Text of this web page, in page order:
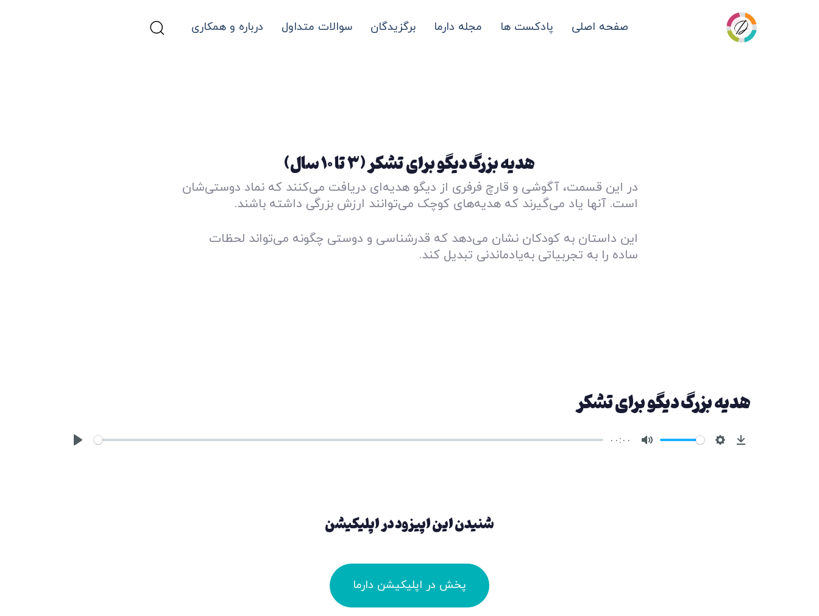
صفحه اصلی پادکست ها مجله دارما برگزیدگان سوالات متداول درباره و همکاری
هدیه‌ بزرگ دیگو برای تشکر (۳ تا ۱۰ سال)
در این قسمت، آگوشی و قارچ فرفری از دیگو هدیه‌ای دریافت می‌کنند که نماد دوستی‌شان
است. آنها یاد می‌گیرند که هدیه‌های کوچک می‌توانند ارزش بزرگی داشته باشند.
این داستان به کودکان نشان می‌دهد که قدرشناسی و دوستی چگونه می‌تواند لحظات
ساده را به تجربیاتی به‌یادماندنی تبدیل کند.
هدیه‌ بزرگ دیگو برای تشکر
۰۰:۰۰
شنیدن این اپیزود در اپلیکیشن
پخش در اپلیکیشن دارما